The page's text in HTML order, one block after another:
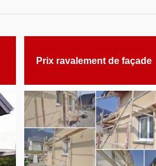
Prix ravalement de façade